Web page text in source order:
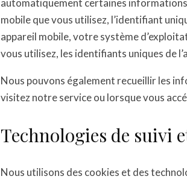
automatiquement certaines
mobile que vous utilisez, l’identifiant
appareil mobile, votre système
vous utilisez, les identifiants uniques de
Nous pouvons également recueillir les
visitez notre service ou lorsque vous
Technologies de suivi
Nous utilisons des cookies et des